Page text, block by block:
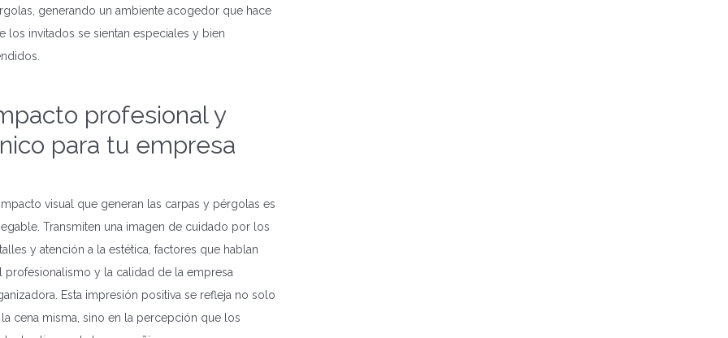
generando un ambiente acogedor que hace
los invitados se sientan especiales y bien
profesional y
para tu empresa
visual que generan las carpas y pérgolas es
Transmiten una imagen de cuidado por los
y atención a la estética, factores que hablan
profesionalismo y la calidad de la empresa
Esta impresión positiva se refleja no solo
cena misma, sino en la percepción que los